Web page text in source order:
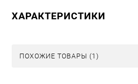
ХАРАКТЕРИСТИКИ
ПОХОЖИЕ ТОВАРЫ (1)